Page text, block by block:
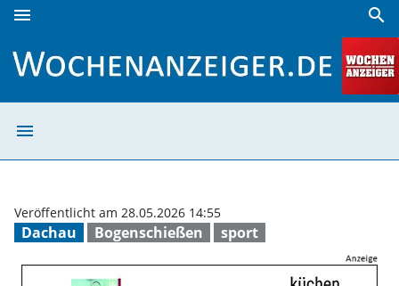
menu search
menu
Dachau Bogenschießen sport
Veröffentlicht am 28.05.2026 14:55